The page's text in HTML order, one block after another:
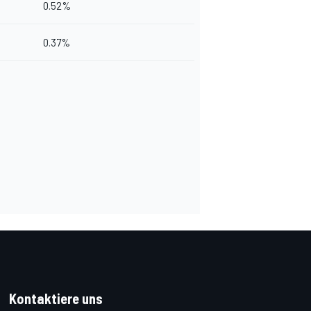
0.52%
0.37%
Kontaktiere uns